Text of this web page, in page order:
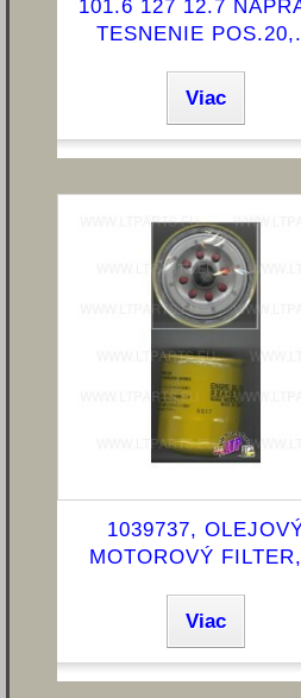
101.6 127 12.7
TESNENIE
Viac
1039737,
MOTOROVÝ
Viac